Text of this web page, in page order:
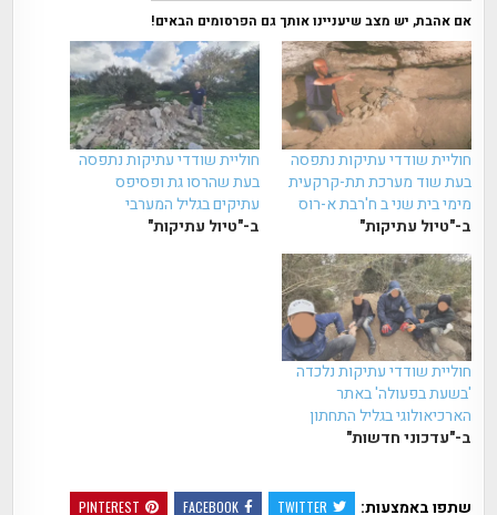
אם אהבת, יש מצב שיעניינו אותך גם הפרסומים הבאים!
חוליית שודדי עתיקות נתפסה
בעת שוד מערכת תת-קרקעית
מימי בית שני ב ח'רבת א-רוס
ב-"טיול עתיקות"
חוליית שודדי עתיקות נתפסה
בעת שהרסו גת ופסיפס
עתיקים בגליל המערבי
ב-"טיול עתיקות"
חוליית שודדי עתיקות נלכדה
'בשעת בפעולה' באתר
הארכיאולוגי בגליל התחתון
ב-"עדכוני חדשות"
שתפו באמצעות: TWITTER
FACEBOOK
PINTEREST